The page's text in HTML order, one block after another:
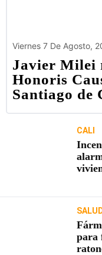
Viernes 7 De Agosto,
Javier Milei
Honoris
Santiago de
CALI
para